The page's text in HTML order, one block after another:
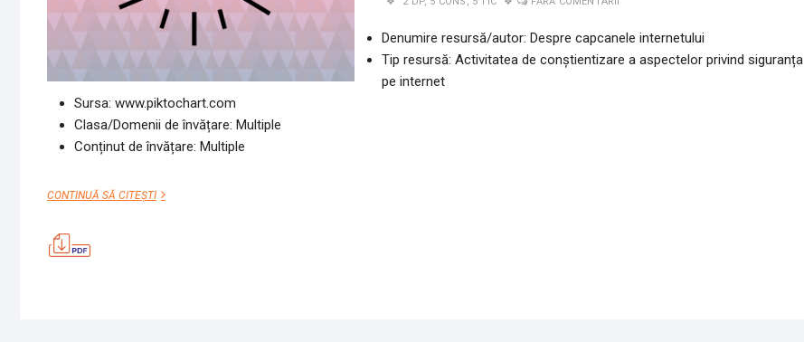
Denumire resursă/autor: Despre capcanele internetului
Tip resursă: Activitatea de conștientizare a aspectelor privind siguranța
pe internet
Sursa: www.piktochart.com
Clasa/Domenii de învățare: Multiple
Conținut de învățare: Multiple
CONTINUĂ SĂ CITEȘTIDESPRE